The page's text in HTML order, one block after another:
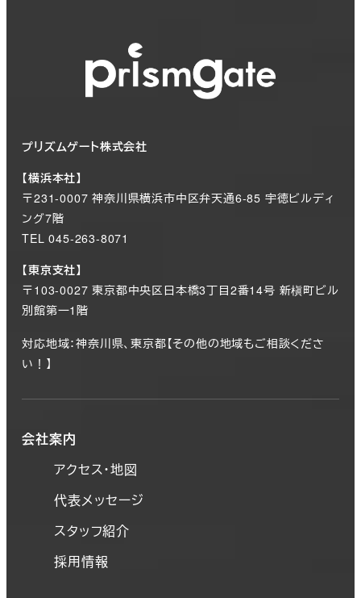
プリズムゲート株式会社
【横浜本社】
〒231-0007 神奈川県横浜市中区弁天通6-85 宇徳ビルディ
ング7階
TEL 045-263-8071
【東京支社】
〒103-0027 東京都中央区日本橋3丁目2番14号 新槇町ビル
別館第一1階
対応地域：神奈川県、東京都【その他の地域もご相談くださ
い！】
会社案内
アクセス・地図
代表メッセージ
スタッフ紹介
採用情報